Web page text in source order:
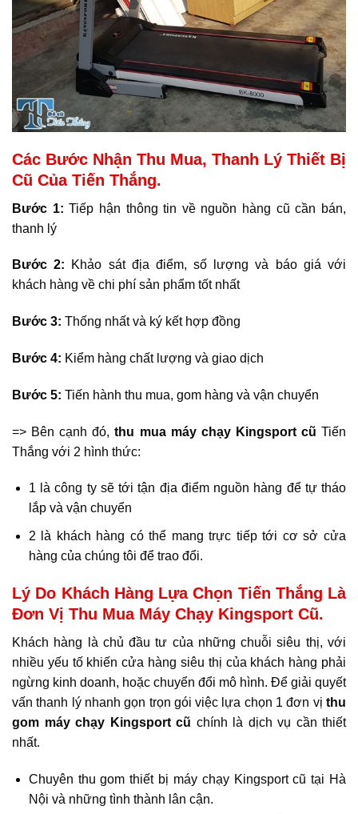
Các Bước Nhận Thu Mua, Thanh Lý Thiết Bị
Cũ Của Tiến Thắng.
Bước 1: Tiếp hận thông tin về nguồn hàng cũ cần bán,
thanh lý
Bước 2: Khảo sát địa điểm, số lượng và báo giá với
khách hàng về chi phí sản phẩm tốt nhất
Bước 3: Thống nhất và ký kết hợp đồng
Bước 4: Kiểm hàng chất lượng và giao dịch
Bước 5: Tiến hành thu mua, gom hàng và vận chuyển
=> Bên cạnh đó,thu mua máy chạy Kingsport cũ Tiến
Thắng với 2 hình thức:
1 là công ty sẽ tới tận địa điểm nguồn hàng để tự tháo
lắp và vận chuyển
2 là khách hàng có thể mang trực tiếp tới cơ sở cửa
hàng của chúng tôi để trao đổi.
Lý Do Khách Hàng Lựa Chọn Tiến Thắng Là
Đơn Vị Thu Mua Máy Chạy Kingsport Cũ.
Khách hàng là chủ đầu tư của những chuỗi siêu thị, với
nhiều yếu tố khiến cửa hàng siêu thị của khách hàng phải
ngừng kinh doanh, hoặc chuyển đổi mô hình. Để giải quyết
vấn thanh lý nhanh gọn trọn gói việc lựa chọn 1 đơn vị thu
gom máy chạy Kingsport cũ chính là dịch vụ cần thiết
nhất.
Chuyên thu gom thiết bị máy chạy Kingsport cũ tại Hà
Nội và những tình thành lân cận.